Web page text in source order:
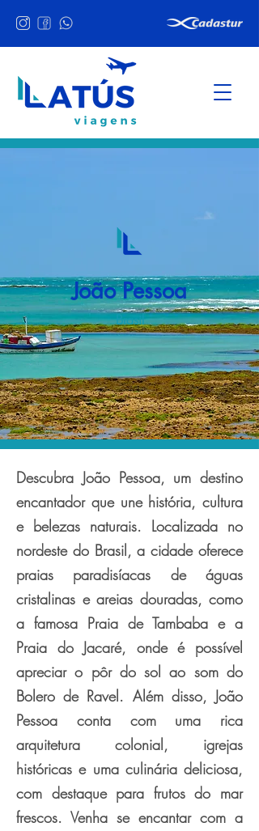
João Pessoa
Brasil
Descubra João Pessoa, um destino
encantador que une história, cultura
e belezas naturais. Localizada no
nordeste do Brasil, a cidade oferece
praias paradisíacas de águas
cristalinas e areias douradas, como
a famosa Praia de Tambaba e a
Praia do Jacaré, onde é possível
apreciar o pôr do sol ao som do
Bolero de Ravel. Além disso, João
Pessoa conta com uma rica
arquitetura colonial, igrejas
históricas e uma culinária deliciosa,
com destaque para frutos do mar
frescos. Venha se encantar com a